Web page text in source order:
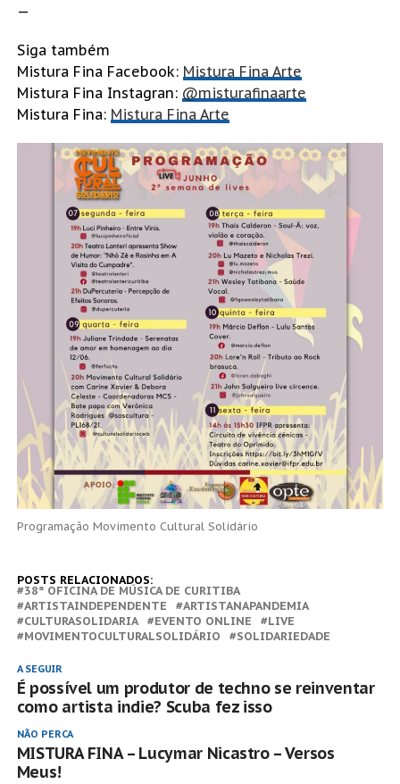
—
Siga também
Mistura Fina Facebook: Mistura Fina Arte
Mistura Fina Instagran: @misturafinaarte
Mistura Fina: Mistura Fina Arte
Programação Movimento Cultural Solidário
POSTS RELACIONADOS:
38ª OFICINA DE MÚSICA DE CURITIBA
ARTISTAINDEPENDENTE
ARTISTANAPANDEMIA
CULTURASOLIDARIA
EVENTO ONLINE
LIVE
MOVIMENTOCULTURALSOLIDÁRIO
SOLIDARIEDADE
A SEGUIR
É possível um produtor de techno se reinventar
como artista indie? Scuba fez isso
NÃO PERCA
MISTURA FINA – Lucymar Nicastro – Versos
Meus!